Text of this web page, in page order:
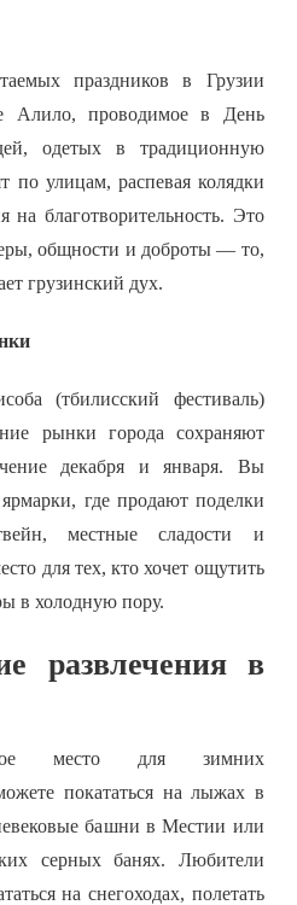
праздников в Грузии
Алило, проводимое в День
одетых в традиционную
по улицам, распевая колядки
на благотворительность. Это
общности и доброты — то,
грузинский дух.
(тбилисский фестиваль)
рынки города сохраняют
декабря и января. Вы
где продают поделки
местные сладости и
для тех, кто хочет ощутить
в холодную пору.
развлечения в
место для зимних
покататься на лыжах в
башни в Местии или
серных банях. Любители
на снегоходах, полетать